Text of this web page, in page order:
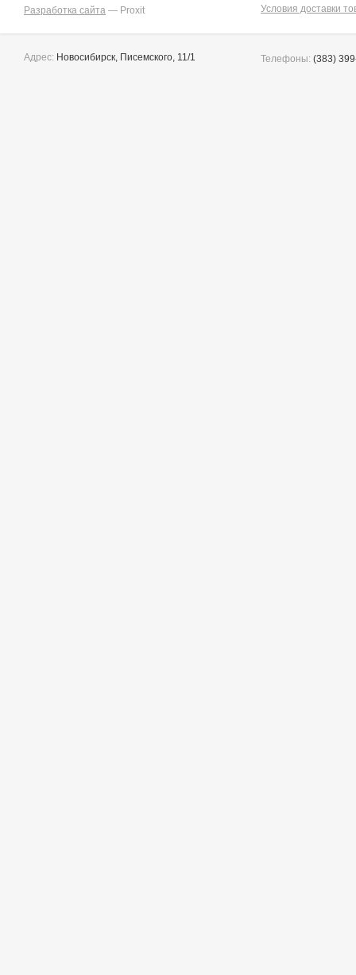
Разработка сайта — Proxit
Условия доставки
Адрес: Новосибирск, Писемского, 11/1 Телефоны: (383)